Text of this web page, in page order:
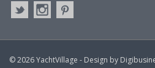
© 2026 YachtVillage - Design by